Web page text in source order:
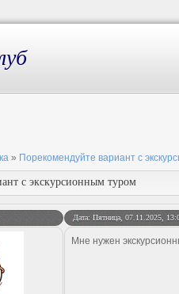
» Порекомендуйте вариант с
с экскурсионным туром
Дата: Пятница, 07.11.2025,
Мне нужен